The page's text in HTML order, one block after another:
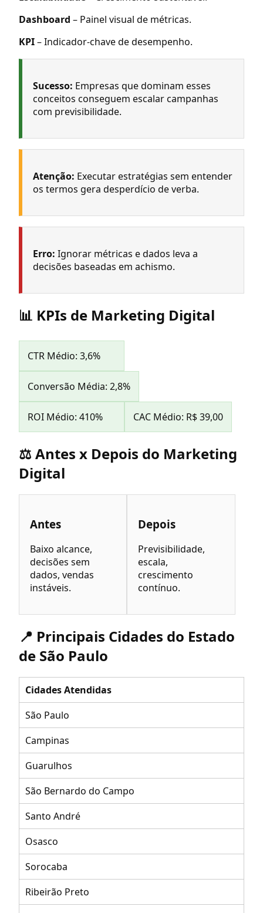
Dashboard – Painel visual de métricas.
KPI– Indicador-chave de desempenho.
Sucesso: Empresas que dominam esses
conceitos conseguem escalar campanhas
com previsibilidade.
Atenção: Executar estratégias sem entender
os termos gera desperdício de verba.
Erro: Ignorar métricas e dados leva a
decisões baseadas em achismo.
📊 KPIs de Marketing Digital
CTR Médio: 3,6%
Conversão Média: 2,8%
ROI Médio: 410% CAC Médio: R$ 39,00
⚖️ Antes x Depois do Marketing
Digital
Antes
Baixo alcance,
decisões sem
dados, vendas
instáveis.
Depois
Previsibilidade,
escala,
crescimento
contínuo.
📍 Principais Cidades do Estado
de São Paulo
Cidades Atendidas
São Paulo
Campinas
Guarulhos
São Bernardo do Campo
Santo André
Osasco
Sorocaba
Ribeirão Preto